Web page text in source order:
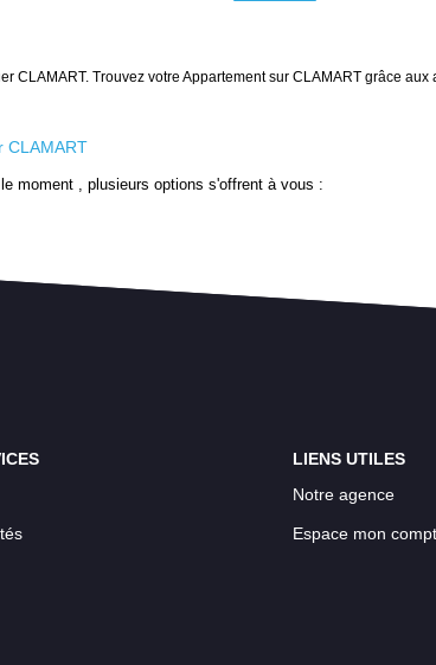
Trouvez votre Appartement sur CLAMART grâce
CLAMART
moment , plusieurs options s'offrent à vous :
LIENS UTILES
Notre agence
Espace mon